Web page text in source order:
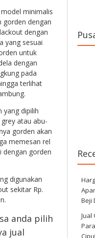
minimalis
gorden dengan
dengan
yang sesuai
untuk
dengan
pada
terlihat
yang dipilih
atau abu-
gorden akan
memesan rel
dengan gorden
digunakan
sekitar Rp.
anda pilih
jual
Beji
Jual